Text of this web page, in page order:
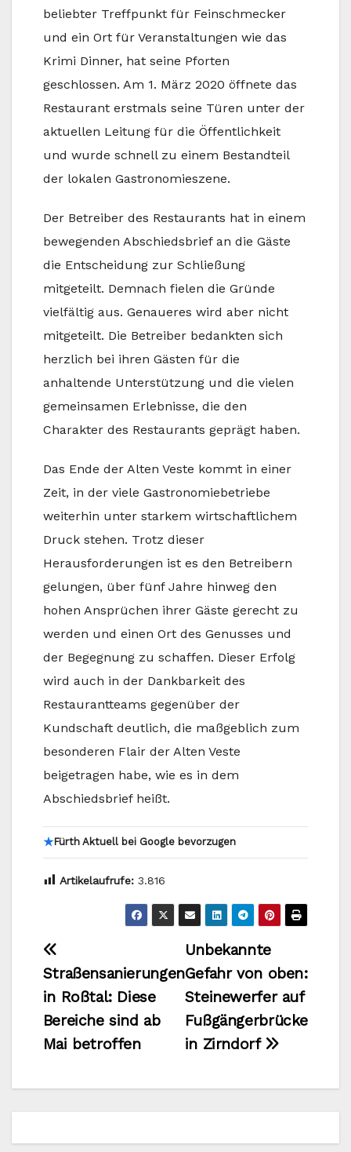
beliebter Treffpunkt für Feinschmecker
und ein Ort für Veranstaltungen wie das
Krimi Dinner, hat seine Pforten
geschlossen. Am 1. März 2020 öffnete das
Restaurant erstmals seine Türen unter der
aktuellen Leitung für die Öffentlichkeit
und wurde schnell zu einem Bestandteil
der lokalen Gastronomieszene.
Der Betreiber des Restaurants hat in einem
bewegenden Abschiedsbrief an die Gäste
die Entscheidung zur Schließung
mitgeteilt. Demnach fielen die Gründe
vielfältig aus. Genaueres wird aber nicht
mitgeteilt. Die Betreiber bedankten sich
herzlich bei ihren Gästen für die
anhaltende Unterstützung und die vielen
gemeinsamen Erlebnisse, die den
Charakter des Restaurants geprägt haben.
Das Ende der Alten Veste kommt in einer
Zeit, in der viele Gastronomiebetriebe
weiterhin unter starkem wirtschaftlichem
Druck stehen. Trotz dieser
Herausforderungen ist es den Betreibern
gelungen, über fünf Jahre hinweg den
hohen Ansprüchen ihrer Gäste gerecht zu
werden und einen Ort des Genusses und
der Begegnung zu schaffen. Dieser Erfolg
wird auch in der Dankbarkeit des
Restaurantteams gegenüber der
Kundschaft deutlich, die maßgeblich zum
besonderen Flair der Alten Veste
beigetragen habe, wie es in dem
Abschiedsbrief heißt.
★Fürth Aktuell bei Google bevorzugen
Artikelaufrufe: 3.816
Beitragsnavigation
Unbekannte
Gefahr von oben:
Steinewerfer auf
Fußgängerbrücke
in Zirndorf
Straßensanierungen
in Roßtal: Diese
Bereiche sind ab
Mai betroffen